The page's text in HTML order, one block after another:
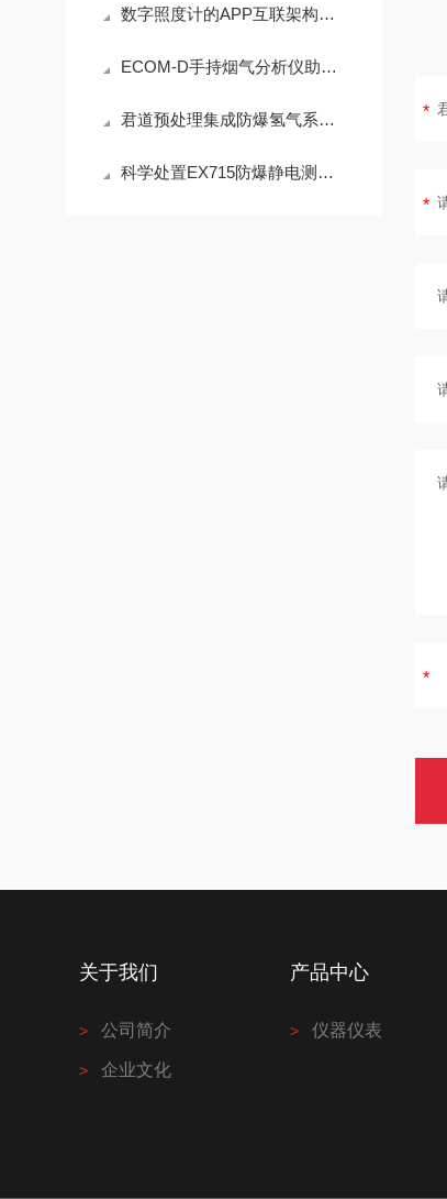
数字照度计的APP互联架构与现场数据闭环管理技术
ECOM-D手持烟气分析仪助力工业排放精准检测
君道预处理集成防爆氢气系统JD-2030技术说明
科学处置EX715防爆静电测试仪故障可有效保障检测工作正常开展
关于我们
公司简介
企业文化
产品中心
仪器仪表